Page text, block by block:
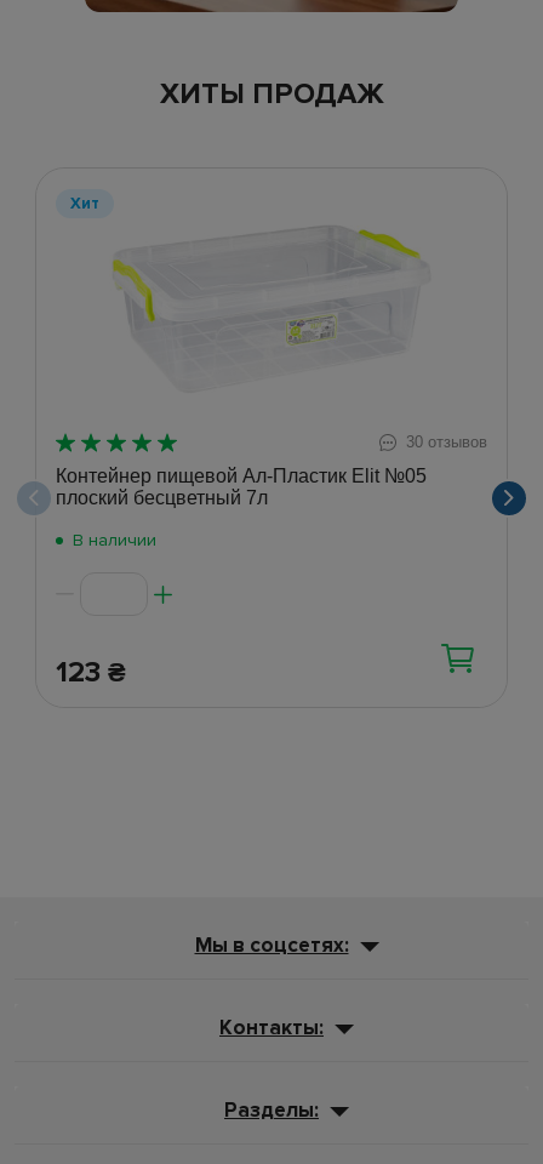
ХИТЫ ПРОДАЖ
Хит
30 отзывов
Контейнер пищевой Ал-Пластик Elit №05
плоский бесцветный 7л
В наличии
123 ₴
Мы в соцсетях:
Контакты:
Разделы: